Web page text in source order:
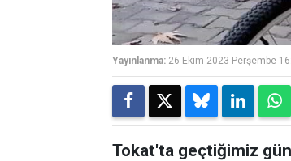
Yayınlanma: 26 Ekim 2023 Perşembe
Tokat'ta geçtiğimiz